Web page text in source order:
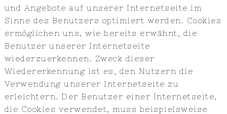
und Angebote auf unserer Internetseite im
Sinne des Benutzers optimiert werden. Cookies
ermöglichen uns, wie bereits erwähnt, die
Benutzer unserer Internetseite
wiederzuerkennen. Zweck dieser
Wiedererkennung ist es, den Nutzern die
Verwendung unserer Internetseite zu
erleichtern. Der Benutzer einer Internetseite,
die Cookies verwendet, muss beispielsweise